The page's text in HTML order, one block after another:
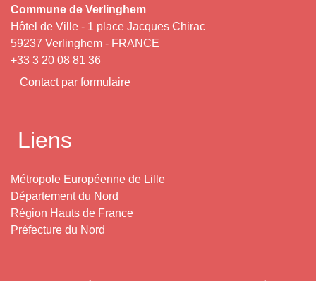
Commune de Verlinghem
Hôtel de Ville - 1 place Jacques Chirac
59237 Verlinghem - FRANCE
+33 3 20 08 81 36
Contact par formulaire
Liens
Métropole Européenne de Lille
Département du Nord
Région Hauts de France
Préfecture du Nord